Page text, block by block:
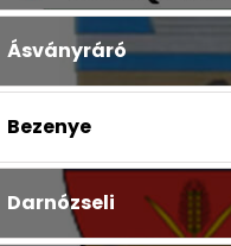
Ásványráró
Bezenye
Darnózseli